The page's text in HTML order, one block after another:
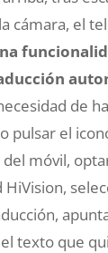
cámara, el
de
pulsar el
móvil,
texto que